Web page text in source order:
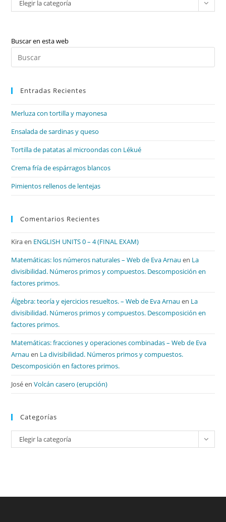
Elegir la categoría
Buscar en esta web
Entradas Recientes
Merluza con tortilla y mayonesa
Ensalada de sardinas y queso
Tortilla de patatas al microondas con Lékué
Crema fría de espárragos blancos
Pimientos rellenos de lentejas
Comentarios Recientes
Kiraen ENGLISH UNITS 0 – 4 (FINAL EXAM)
Matemáticas: los números naturales – Web de Eva Arnau en La
divisibilidad. Números primos y compuestos. Descomposición en
factores primos.
Álgebra: teoría y ejercicios resueltos. – Web de Eva Arnau en La
divisibilidad. Números primos y compuestos. Descomposición en
factores primos.
Matemáticas: fracciones y operaciones combinadas – Web de Eva
Arnau en La divisibilidad. Números primos y compuestos.
Descomposición en factores primos.
JoséenVolcán casero (erupción)
Categorías
Categorías
Elegir la categoría